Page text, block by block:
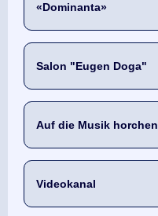
«Dominanta»
Salon "Eugen Doga"
Auf die Musik horchen
Videokanal